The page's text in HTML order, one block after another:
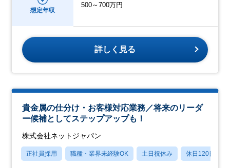
想定年収
500～700万円
詳しく見る
貴金属の仕分け・お客様対応業務／将来のリーダ
ー候補としてステップアップも！
株式会社ネットジャパン
正社員採用 職種・業界未経験OK 土日祝休み 休日120日以上